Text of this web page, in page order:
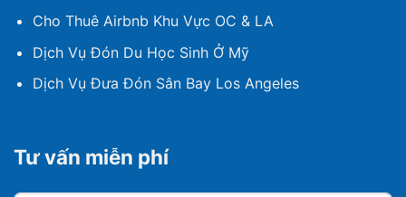
Cho Thuê Airbnb Khu Vực OC & LA
Dịch Vụ Đón Du Học Sinh Ở Mỹ
Dịch Vụ Đưa Đón Sân Bay Los Angeles
Tư vấn miễn phí